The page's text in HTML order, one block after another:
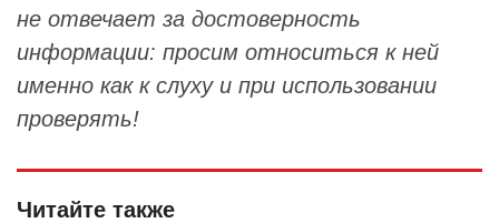
не отвечает за достоверность
информации: просим относиться к ней
именно как к слуху и при использовании
проверять!
Читайте также